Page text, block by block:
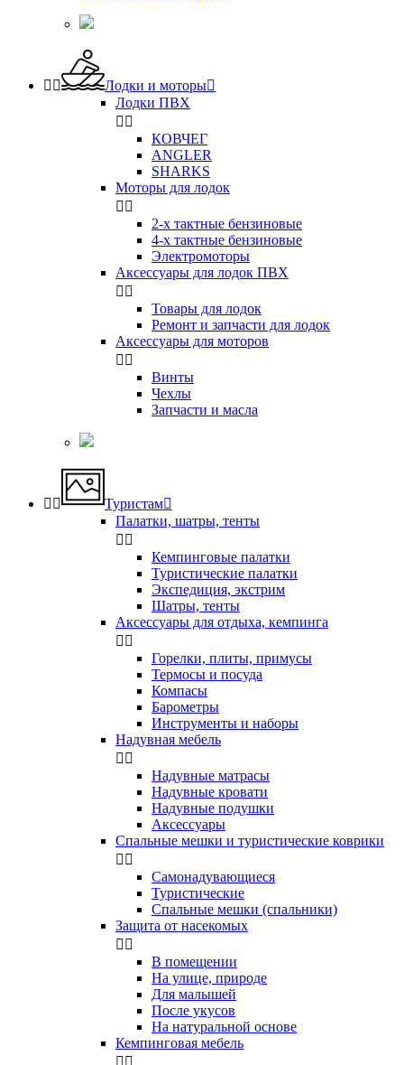
  Лодки и моторы
Лодки ПВХ
 
КОВЧЕГ
ANGLER
SHARKS
Моторы для лодок
 
2-х тактные бензиновые
4-х тактные бензиновые
Электромоторы
Аксессуары для лодок ПВХ
 
Товары для лодок
Ремонт и запчасти для лодок
Аксессуары для моторов
 
Винты
Чехлы
Запчасти и масла
  Туристам
Палатки, шатры, тенты
 
Кемпинговые палатки
Туристические палатки
Экспедиция, экстрим
Шатры, тенты
Аксессуары для отдыха, кемпинга
 
Горелки, плиты, примусы
Термосы и посуда
Компасы
Бapoмeтpы
Инструменты и наборы
Надувная мебель
 
Надувные матрасы
Надувные кровати
Надувные подушки
Аксессуары
Спальные мешки и туристические коврики
 
Самонадувающиеся
Туристические
Спальные мешки (спальники)
Защита от насекомых
 
В помещении
На улице, природе
Для малышей
После укусов
На натуральной основе
Кемпинговая мебель
 